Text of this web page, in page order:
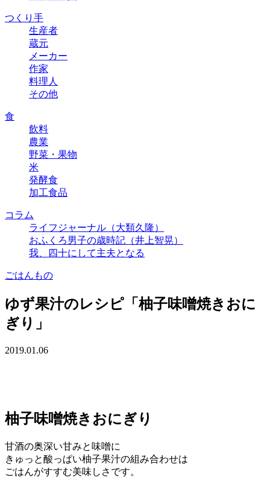
つくり手
生産者
蔵元
メーカー
作家
料理人
その他
食
飲料
農業
野菜・果物
米
発酵食
加工食品
コラム
ライフジャーナル（大類久隆）
おふくろ男子の歳時記（井上智晃）
我、四十にして主夫となる
ごはんもの
ゆず果汁のレシピ「柚子味噌焼きおに
ぎり」
2019.01.06
柚子味噌焼きおにぎり
甘酒の奥深い甘みと味噌に
きゅっと酸っぱい柚子果汁の組み合わせは
ごはんがすすむ美味しさです。